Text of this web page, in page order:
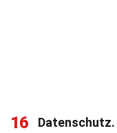
16 Datenschutz.